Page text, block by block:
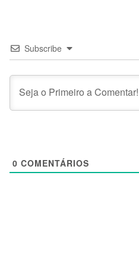
Subscribe
0 COMENTÁRIOS